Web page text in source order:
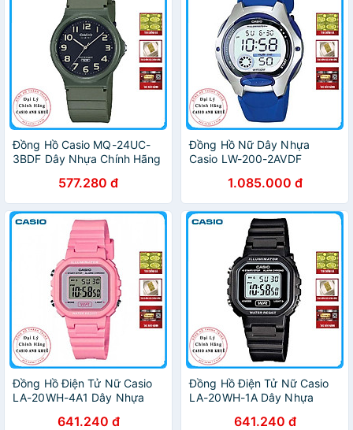
Đồng Hồ Casio MQ-24UC-
3BDF Dây Nhựa Chính Hãng
577.280 đ
Đồng Hồ Nữ Dây Nhựa
Casio LW-200-2AVDF
1.085.000 đ
Đồng Hồ Điện Tử Nữ Casio
LA-20WH-4A1 Dây Nhựa
641.240 đ
Đồng Hồ Điện Tử Nữ Casio
LA-20WH-1A Dây Nhựa
641.240 đ